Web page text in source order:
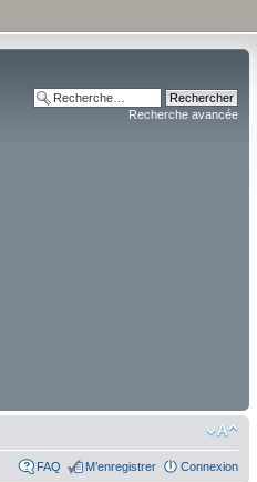
Recherche avancée
FAQ M’enregistrer Connexion